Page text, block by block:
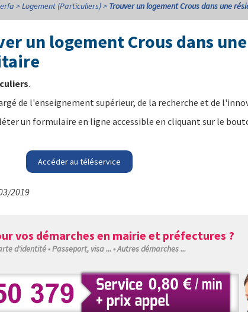
Logement (Particuliers) Trouver un logement Crous dans une
un logement Crous dans une
.
de l'enseignement supérieur, de la recherche et de
un formulaire en ligne accessible en cliquant sur le
Accéder au téléservice
2019
vos démarches en mairie et préfectures ?
d'identité • Passeport, visa ... • Autres démarches ...